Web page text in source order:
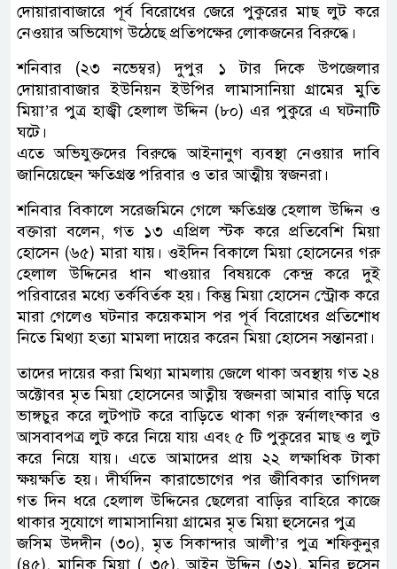
দোয়ারাবাজারে পূর্ব বিরোধের জেরে পুকুরের মাছ লুট করে
নেওয়ার অভিযোগ উঠেছে প্রতিপক্ষের লোকজনের বিরুদ্ধে।
শনিবার (২৩ নভেম্বর) দুপুর ১ টার দিকে উপজেলার
দোয়ারাবাজার ইউনিয়ন ইউপির লামাসানিয়া গ্রামের মুতি
মিয়া’র পুত্র হাজ্বী হেলাল উদ্দিন (৮০) এর পুকুরে এ ঘটনাটি
ঘটে।
এতে অভিযুক্তদের বিরুদ্ধে আইনানুগ ব্যবস্থা নেওয়ার দাবি
জানিয়েছেন ক্ষতিগ্রস্ত পরিবার ও তার আত্মীয় স্বজনরা।
শনিবার বিকালে সরেজমিনে গেলে ক্ষতিগ্রস্ত হেলাল উদ্দিন ও
বক্তারা বলেন, গত ১৩ এপ্রিল স্টক করে প্রতিবেশি মিয়া
হোসেন (৬৫) মারা যায়। ওইদিন বিকালে মিয়া হোসেনের গরু
হেলাল উদ্দিনের ধান খাওয়ার বিষয়কে কেন্দ্র করে দুই
পরিবারের মধ্যে তর্কবির্তক হয়। কিন্তু মিয়া হোসেন স্ট্রোক করে
মারা গেলেও ঘটনার কয়েকমাস পর পূর্ব বিরোধের প্রতিশোধ
নিতে মিথ্যা হত্যা মামলা দায়ের করেন মিয়া হোসেন সন্তানরা।
তাদের দায়ের করা মিথ্যা মামলায় জেলে থাকা অবস্থায় গত ২৪
অক্টোবর মৃত মিয়া হোসেনের আত্নীয় স্বজনরা আমার বাড়ি ঘরে
ভাঙ্গচুর করে লুটপাট করে বাড়িতে থাকা গরু স্বর্নালংন্কার ও
আসবাবপত্র লুট করে নিয়ে যায় এবং ৫ টি পুকুরের মাছ ও লুট
করে নিয়ে যায়। এতে আমাদের প্রায় ২২ লক্ষাধিক টাকা
ক্ষয়ক্ষতি হয়। দীর্ঘদিন কারাভোগের পর জীবিকার তাগিদল
গত দিন ধরে হেলাল উদ্দিনের ছেলেরা বাড়ির বাহিরে কাজে
থাকার সুযোগে লামাসানিয়া গ্রামের মৃত মিয়া হুসেনের পুত্র
জসিম উদদীন (৩০), মৃত সিকান্দার আলী’র পুত্র শফিকুনুর
(৪৫), মানিক মিয়া ( ৩৫), আইন উদ্দিন (৩২), মনির হুসেন